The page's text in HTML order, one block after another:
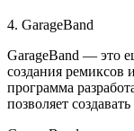
4. GarageBand
GarageBand — это
создания ремиксов
программа
позволяет